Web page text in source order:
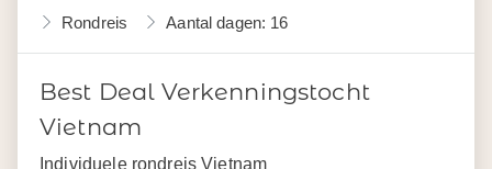
Rondreis Aantal dagen: 16
Best Deal Verkenningstocht
Vietnam
Individuele rondreis Vietnam